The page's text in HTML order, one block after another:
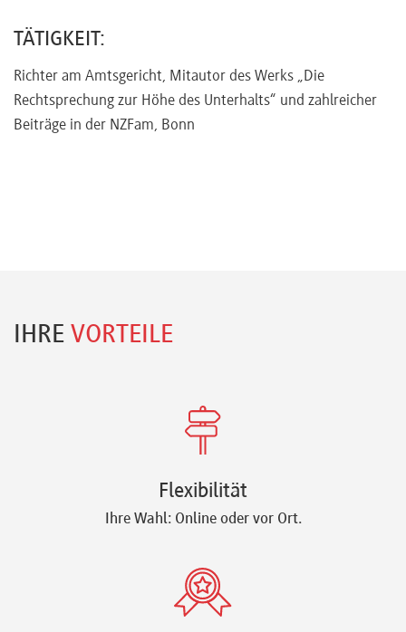
Kontakt
TÄTIGKEIT:
Richter am Amtsgericht, Mitautor des Werks „Die
Rechtsprechung zur Höhe des Unterhalts“ und zahlreicher
Beiträge in der NZFam, Bonn
IHRE VORTEILE
Flexibilität
Ihre Wahl: Online oder vor Ort.